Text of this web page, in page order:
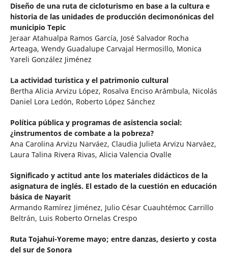
Diseño de una ruta de cicloturismo en base a la cultura e
historia de las unidades de producción decimonónicas del
municipio Tepic
Jeraar Atahualpa Ramos García, José Salvador Rocha
Arteaga, Wendy Guadalupe Carvajal Hermosillo, Monica
Yareli González Jiménez
La actividad turística y el patrimonio cultural
Bertha Alicia Arvizu López, Rosalva Enciso Arámbula, Nicolás
Daniel Lora Ledón, Roberto López Sánchez
Política pública y programas de asistencia social:
¿instrumentos de combate a la pobreza?
Ana Carolina Arvizu Narváez, Claudia Julieta Arvizu Narváez,
Laura Talina Rivera Rivas, Alicia Valencia Ovalle
Significado y actitud ante los materiales didácticos de la
asignatura de inglés. El estado de la cuestión en educación
básica de Nayarit
Armando Ramírez Jiménez, Julio César Cuauhtémoc Carrillo
Beltrán, Luis Roberto Ornelas Crespo
Ruta Tojahui-Yoreme mayo; entre danzas, desierto y costa
del sur de Sonora